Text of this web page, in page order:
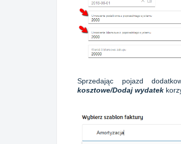
Sprzedając pojazd
kosztowe/Dodaj wydatek